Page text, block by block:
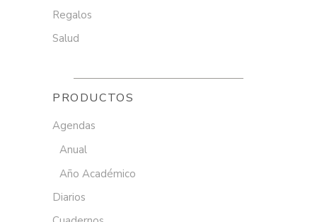
Regalos
Salud
PRODUCTOS
Agendas
Anual
Año Académico
Diarios